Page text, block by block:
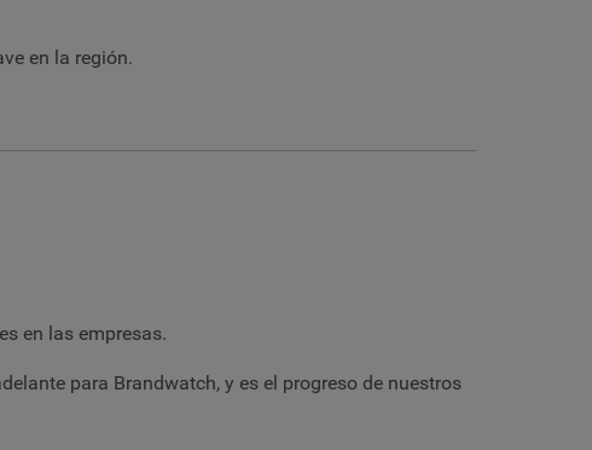
en la región.
en las empresas.
para Brandwatch, y es el progreso de nuestros